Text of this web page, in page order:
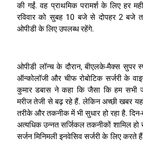
की गईं.वह प्राथमिक परामर्श के लिए हर
रविवार को सुबह10बजे से दोपहर2बजे
ओपीडी के लिए उपलब्ध रहेंगे.
ओपीडी लॉन्च के दौरान,बीएलके-मैक्स सुपर
ऑन्कोलॉजी और चीफ रोबोटिक सर्जरी के
कुमार डबास ने कहा कि जैसा कि हम सभी
मरीज तेजी से बढ़ रहे हैं.लेकिन अच्छी खबर यह
तरीके और तकनीक में भी सुधार हो रहा है.दिन-
अत्यधिक उन्नत सर्जिकल तकनीकों शामिल हो
सर्जन मिनिमली इनवेसिव सर्जरी के लिए करते हैं